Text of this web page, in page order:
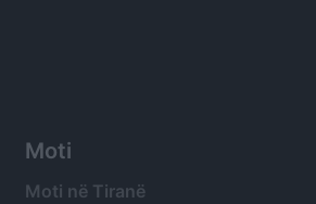
Moti
Moti në Tiranë